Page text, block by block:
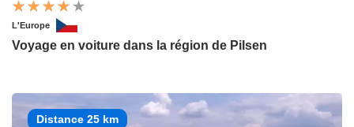
L'Europe
Voyage en voiture dans la région de Pilsen
Distance 25 km